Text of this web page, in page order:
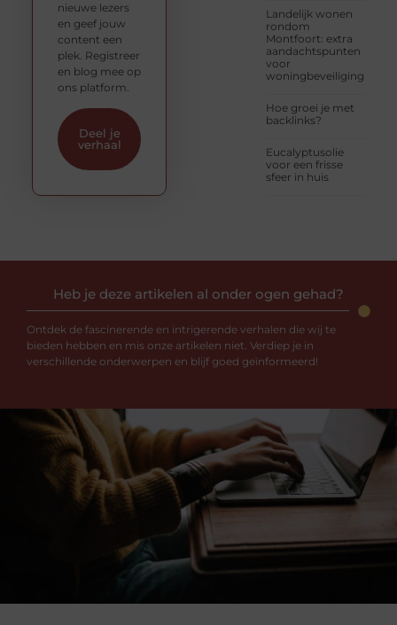
Landelijk wonen
rondom
Montfoort: extra
aandachtspunten
voor
woningbeveiliging
Hoe groei je met
backlinks?
Eucalyptusolie
voor een frisse
sfeer in huis
nieuwe lezers
en geef jouw
content een
plek. Registreer
en blog mee op
ons platform.
Deel je
verhaal
Heb je deze artikelen al onder ogen gehad?
Ontdek de fascinerende en intrigerende verhalen die wij te
bieden hebben en mis onze artikelen niet. Verdiep je in
verschillende onderwerpen en blijf goed geïnformeerd!